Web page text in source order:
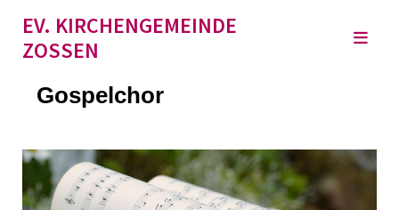
EV. KIRCHENGEMEINDE
ZOSSEN
Gospelchor